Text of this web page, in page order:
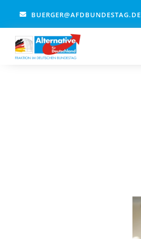
springen
BUERGER@AFDBUNDESTAG.DE